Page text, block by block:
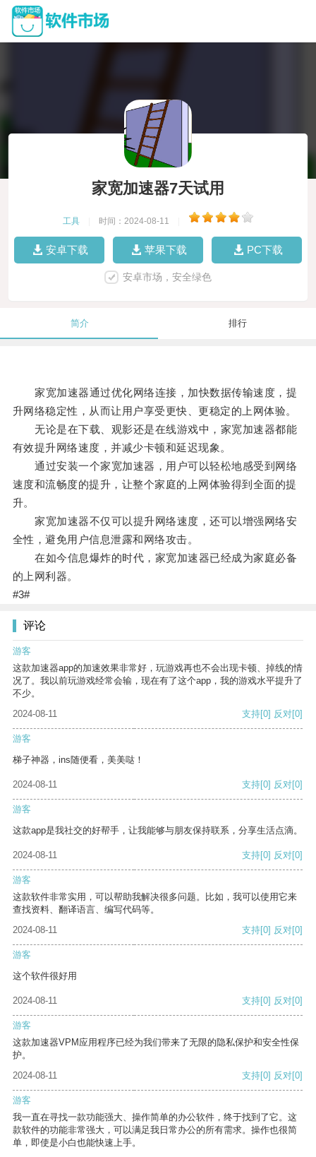
家宽加速器7天试用
工具 时间：2024-08-11
安卓下载 苹果下载 PC下载
安卓市场，安全绿色
简介 排行
家宽加速器通过优化网络连接，加快数据传输速度，提
升网络稳定性，从而让用户享受更快、更稳定的上网体验。
无论是在下载、观影还是在线游戏中，家宽加速器都能
有效提升网络速度，并减少卡顿和延迟现象。
通过安装一个家宽加速器，用户可以轻松地感受到网络
速度和流畅度的提升，让整个家庭的上网体验得到全面的提
升。
家宽加速器不仅可以提升网络速度，还可以增强网络安
全性，避免用户信息泄露和网络攻击。
在如今信息爆炸的时代，家宽加速器已经成为家庭必备
的上网利器。
#3#
评论
游客
这款加速器app的加速效果非常好，玩游戏再也不会出现卡顿、掉线的情
况了。我以前玩游戏经常会输，现在有了这个app，我的游戏水平提升了
不少。
2024-08-11
支持[0] 反对[0]
游客
梯子神器，ins随便看，美美哒！
2024-08-11 支持[0] 反对[0]
游客
这款app是我社交的好帮手，让我能够与朋友保持联系，分享生活点滴。
2024-08-11 支持[0] 反对[0]
游客
这款软件非常实用，可以帮助我解决很多问题。比如，我可以使用它来
查找资料、翻译语言、编写代码等。
2024-08-11
支持[0] 反对[0]
游客
这个软件很好用
2024-08-11 支持[0] 反对[0]
游客
这款加速器VPM应用程序已经为我们带来了无限的隐私保护和安全性保
护。
2024-08-11
支持[0] 反对[0]
游客
我一直在寻找一款功能强大、操作简单的办公软件，终于找到了它。这
款软件的功能非常强大，可以满足我日常办公的所有需求。操作也很简
单，即使是小白也能快速上手。